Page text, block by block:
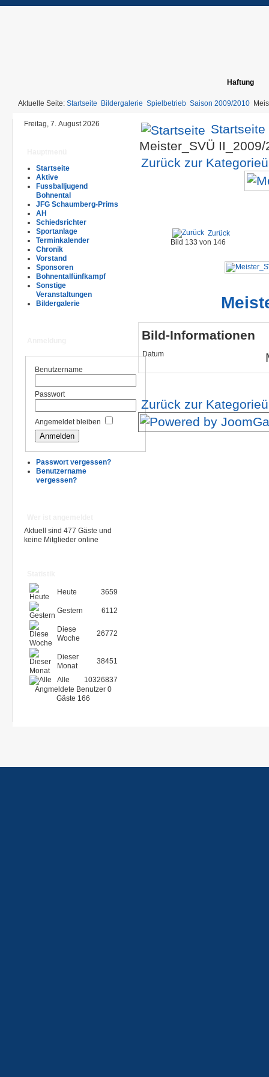
Haftung
Aktuelle Seite: Startseite Bildergalerie Spielbetrieb Saison 2009/2010
Freitag, 7. August 2026
Startseite
Aktive
Fussballjugend
Bohnental
JFG Schaumberg-Prims
AH
Schiedsrichter
Sportanlage
Terminkalender
Chronik
Vorstand
Sponsoren
Bohnentalfünfkampf
Sonstige
Veranstaltungen
Bildergalerie
Benutzername
Passwort
Angemeldet bleiben
Passwort vergessen?
Benutzername
vergessen?
Aktuell sind 477 Gäste und
keine Mitglieder online
Heute 3659
Gestern 6112
Diese
Woche
26772
Dieser
Monat
38451
Alle
10326837
Angmeldete Benutzer 0
Gäste 166
Startseite
Meister_SVÜ
Zurück zur
Zurück
Bild 133 von 146
Bild-Informationen
Datum
Zurück zur